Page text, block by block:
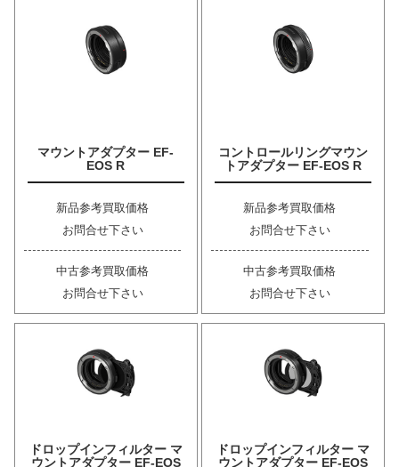
マウントアダプター EF-
EOS R
新品参考買取価格
お問合せ下さい
中古参考買取価格
お問合せ下さい
コントロールリングマウン
トアダプター EF-EOS R
新品参考買取価格
お問合せ下さい
中古参考買取価格
お問合せ下さい
ドロップインフィルター マ
ウントアダプター EF-EOS
ドロップインフィルター マ
ウントアダプター EF-EOS